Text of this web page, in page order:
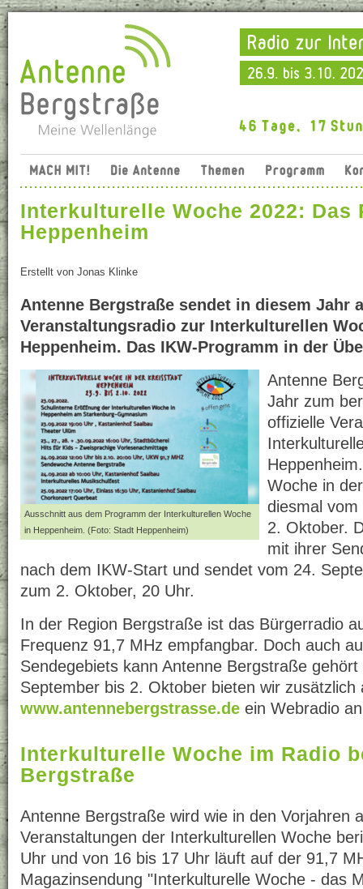
Interkulturelle Woche 2022: Das
Heppenheim
Erstellt von Jonas Klinke
Antenne Bergstraße sendet in diesem Jahr
Veranstaltungsradio zur Interkulturellen
Heppenheim. Das IKW-Programm in der
Ausschnitt aus dem Programm der Interkulturellen Woche
in Heppenheim. (Foto: Stadt Heppenheim)
Antenne
Jahr zum
offizielle
Woche in
diesmal
2. Oktober.
mit ihrer
nach dem IKW-Start und sendet vom 24.
zum 2. Oktober, 20 Uhr.
In der Region Bergstraße ist das Bürgerradio
Frequenz 91,7 MHz empfangbar. Doch auch
Sendegebiets kann Antenne Bergstraße
September bis 2. Oktober bieten wir zusätzlich
www.antennebergstrasse.de ein Webradio
Interkulturelle Woche im Radio
Bergstraße
Antenne Bergstraße wird wie in den Vorjahren
Veranstaltungen der Interkulturellen Woche
Uhr und von 16 bis 17 Uhr läuft auf der 91,7
Magazinsendung "Interkulturelle Woche - das